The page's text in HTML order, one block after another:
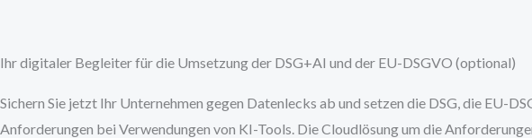
Ihr digitaler Begleiter für die Umsetzung der DSG+AI und der EU-DSGVO (optional)
Sichern Sie jetzt Ihr Unternehmen gegen Datenlecks ab und setzen die DSG, die EU-
Anforderungen bei Verwendungen von KI-Tools. Die Cloudlösung um die